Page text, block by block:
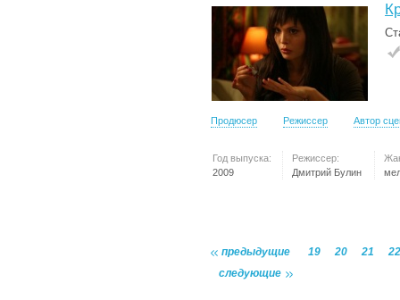
Продюсер Режиссер Автор
Год выпуска:
2009
Режиссер:
Дмитрий Булин
предыдущие 19 20 21
22
следующие